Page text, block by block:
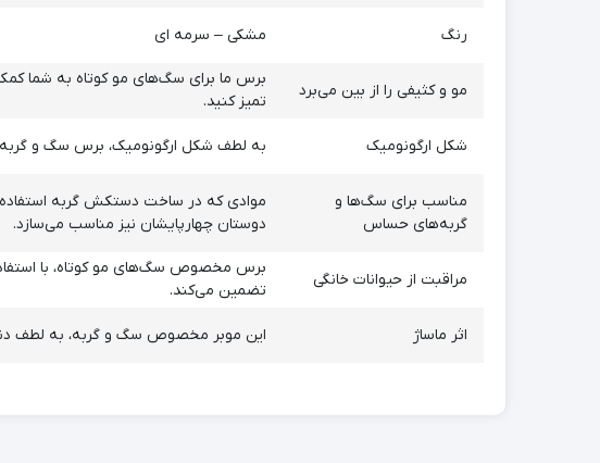
رنگ مشکی – سرمه ای
مو و کثیفی را از بین می‌برد
برس ما برای سگ‌های مو کوتاه به شما کمک
تمیز کنید.
شکل ارگونومیک به لطف شکل ارگونومیک، برس سگ و گربه
مناسب برای سگ‌ها و
گربه‌های حساس
موادی که در ساخت دستکش گربه
دوستان چهارپایشان نیز مناسب می‌سازد.
مراقبت از حیوانات خانگی
برس مخصوص سگ‌های مو کوتاه، با
تضمین می‌کند.
اثر ماساژ این موبر مخصوص سگ و گربه، به لطف